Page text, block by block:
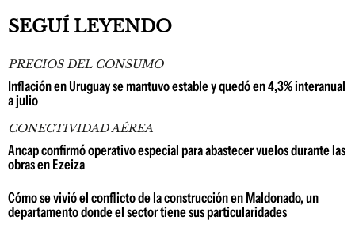
SEGUÍ LEYENDO
PRECIOS DEL CONSUMO
Inflación en Uruguay se mantuvo estable y quedó en 4,3% interanual
a julio
CONECTIVIDAD AÉREA
Ancap confirmó operativo especial para abastecer vuelos durante las
obras en Ezeiza
Cómo se vivió el conflicto de la construcción en Maldonado, un
departamento donde el sector tiene sus particularidades